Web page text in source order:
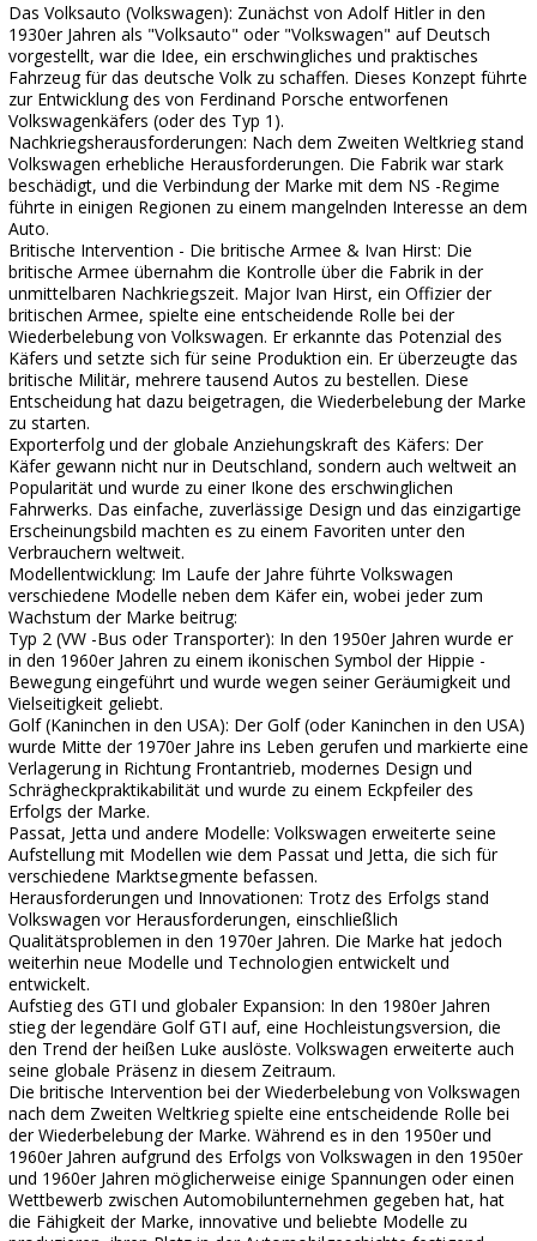
Das Volksauto (Volkswagen): Zunächst von Adolf Hitler in den
1930er Jahren als "Volksauto" oder "Volkswagen" auf Deutsch
vorgestellt, war die Idee, ein erschwingliches und praktisches
Fahrzeug für das deutsche Volk zu schaffen. Dieses Konzept führte
zur Entwicklung des von Ferdinand Porsche entworfenen
Volkswagenkäfers (oder des Typ 1).
Nachkriegsherausforderungen: Nach dem Zweiten Weltkrieg stand
Volkswagen erhebliche Herausforderungen. Die Fabrik war stark
beschädigt, und die Verbindung der Marke mit dem NS -Regime
führte in einigen Regionen zu einem mangelnden Interesse an dem
Auto.
Britische Intervention - Die britische Armee & Ivan Hirst: Die
britische Armee übernahm die Kontrolle über die Fabrik in der
unmittelbaren Nachkriegszeit. Major Ivan Hirst, ein Offizier der
britischen Armee, spielte eine entscheidende Rolle bei der
Wiederbelebung von Volkswagen. Er erkannte das Potenzial des
Käfers und setzte sich für seine Produktion ein. Er überzeugte das
britische Militär, mehrere tausend Autos zu bestellen. Diese
Entscheidung hat dazu beigetragen, die Wiederbelebung der Marke
zu starten.
Exporterfolg und der globale Anziehungskraft des Käfers: Der
Käfer gewann nicht nur in Deutschland, sondern auch weltweit an
Popularität und wurde zu einer Ikone des erschwinglichen
Fahrwerks. Das einfache, zuverlässige Design und das einzigartige
Erscheinungsbild machten es zu einem Favoriten unter den
Verbrauchern weltweit.
Modellentwicklung: Im Laufe der Jahre führte Volkswagen
verschiedene Modelle neben dem Käfer ein, wobei jeder zum
Wachstum der Marke beitrug:
Typ 2 (VW -Bus oder Transporter): In den 1950er Jahren wurde er
in den 1960er Jahren zu einem ikonischen Symbol der Hippie -
Bewegung eingeführt und wurde wegen seiner Geräumigkeit und
Vielseitigkeit geliebt.
Golf (Kaninchen in den USA): Der Golf (oder Kaninchen in den USA)
wurde Mitte der 1970er Jahre ins Leben gerufen und markierte eine
Verlagerung in Richtung Frontantrieb, modernes Design und
Schrägheckpraktikabilität und wurde zu einem Eckpfeiler des
Erfolgs der Marke.
Passat, Jetta und andere Modelle: Volkswagen erweiterte seine
Aufstellung mit Modellen wie dem Passat und Jetta, die sich für
verschiedene Marktsegmente befassen.
Herausforderungen und Innovationen: Trotz des Erfolgs stand
Volkswagen vor Herausforderungen, einschließlich
Qualitätsproblemen in den 1970er Jahren. Die Marke hat jedoch
weiterhin neue Modelle und Technologien entwickelt und
entwickelt.
Aufstieg des GTI und globaler Expansion: In den 1980er Jahren
stieg der legendäre Golf GTI auf, eine Hochleistungsversion, die
den Trend der heißen Luke auslöste. Volkswagen erweiterte auch
seine globale Präsenz in diesem Zeitraum.
Die britische Intervention bei der Wiederbelebung von Volkswagen
nach dem Zweiten Weltkrieg spielte eine entscheidende Rolle bei
der Wiederbelebung der Marke. Während es in den 1950er und
1960er Jahren aufgrund des Erfolgs von Volkswagen in den 1950er
und 1960er Jahren möglicherweise einige Spannungen oder einen
Wettbewerb zwischen Automobilunternehmen gegeben hat, hat
die Fähigkeit der Marke, innovative und beliebte Modelle zu